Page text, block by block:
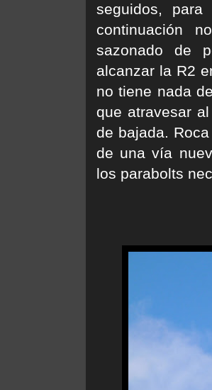
seguidos,
continuación
sazonado de
alcanzar la R2
no tiene nada
que atravesar
de bajada.
de una vía
los parabolts